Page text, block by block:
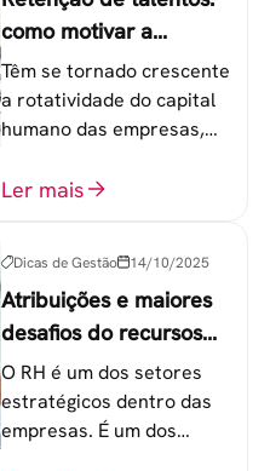
como motivar a
geração Y nas
empresas?
Têm se tornado crescente
a rotatividade do capital
humano das empresas,
colaboradores na faixa de
Ler mais
Dicas de Gestão 14/10/2025
Atribuições e maiores
desafios do recursos
humanos em uma
empresa
O RH é um dos setores
estratégicos dentro das
empresas. É um dos